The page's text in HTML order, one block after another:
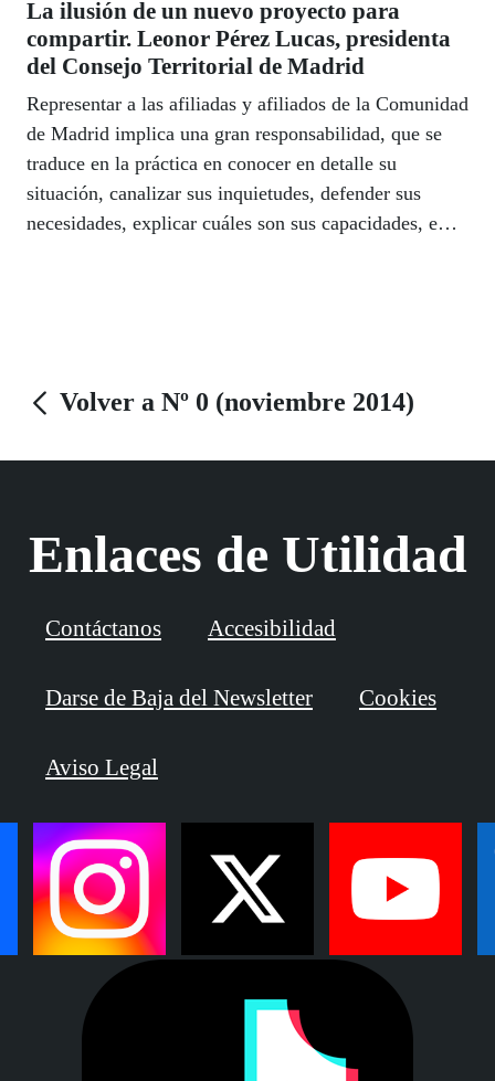
La ilusión de un nuevo proyecto para
compartir. Leonor Pérez Lucas, presidenta
del Consejo Territorial de Madrid
Representar a las afiliadas y afiliados de la Comunidad
de Madrid implica una gran responsabilidad, que se
traduce en la práctica en conocer en detalle su
situación, canalizar sus inquietudes, defender sus
necesidades, explicar cuáles son sus capacidades, e
Volver a Nº 0 (noviembre 2014)
Enlaces de Utilidad
Contáctanos Accesibilidad
Darse de Baja del Newsletter Cookies
Aviso Legal